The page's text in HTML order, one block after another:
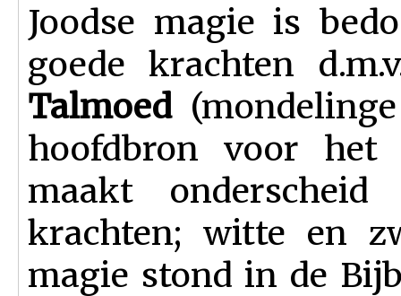
Joodse magie is
goede krachten
Talmoed
hoofdbron voor het
maakt
krachten; witte en
magie stond in de